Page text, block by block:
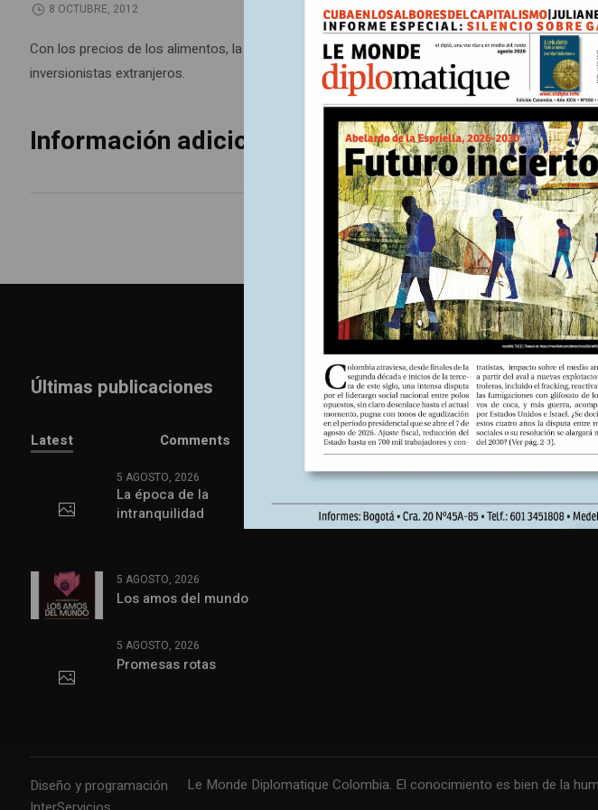
8 OCTUBRE, 2012
Con los precios de los alimentos, la tierra es cada vez más codiciada. En Filipinas, las
inversionistas extranjeros.
Información adicional
Últimas publicaciones
Latest Comments
5 AGOSTO, 2026
La época de la
intranquilidad
5 AGOSTO, 2026
Los amos del mundo
5 AGOSTO, 2026
Promesas rotas
Le Monde Diplomatique Colombia. El conocimiento es bien de la
Diseño y programación